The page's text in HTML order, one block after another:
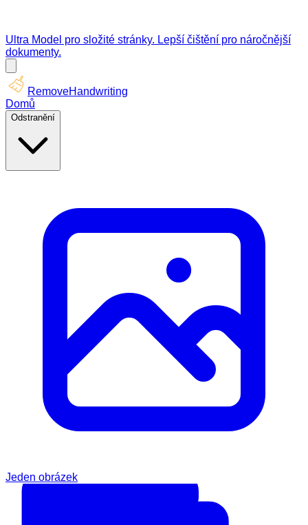
Ultra Model pro složité stránky. Lepší čištění pro náročnější
dokumenty.
RemoveHandwriting
Domů
Odstranění
Jeden obrázek